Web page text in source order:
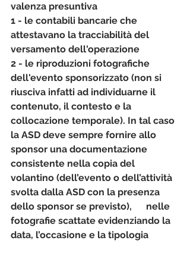
valenza presuntiva
1 - le contabili bancarie che
attestavano la tracciabilità del
versamento dell'operazione
2 - le riproduzioni fotografiche
dell'evento sponsorizzato (non si
riusciva infatti ad individuarne il
contenuto, il contesto e la
collocazione temporale). In tal caso
la ASD deve sempre fornire allo
sponsor una documentazione
consistente nella copia del
volantino (dell’evento o dell’attività
svolta dalla ASD con la presenza
dello sponsor se previsto),      nelle
fotografie scattate evidenziando la
data, l’occasione e la tipologia